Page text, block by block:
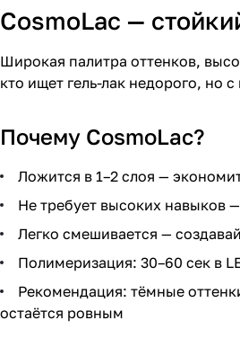
CosmoLac —
Широкая палитра оттенков,
кто ищет гель-лак недорого, но
Почему CosmoLac?
Ложится в 1–2 слоя —
Не требует высоких навыков
Легко смешивается —
Полимеризация: 30–60 сек в
Рекомендация: тёмные
остаётся ровным